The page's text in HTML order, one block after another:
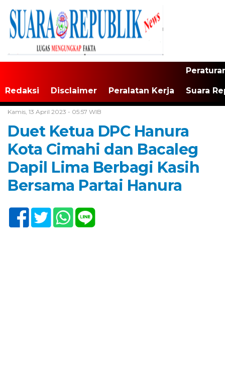
Redaksi Disclaimer Peralatan Kerja Suara
Kamis, 13 April 2023 - 05:57 WIB
Duet Ketua DPC Hanura
Kota Cimahi dan Bacaleg
Dapil Lima Berbagi Kasih
Bersama Partai Hanura